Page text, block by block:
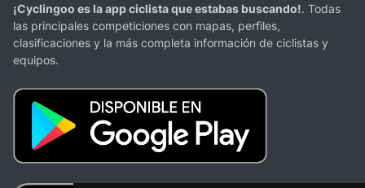
¡Cyclingoo es la app ciclista que estabas buscando!. Todas
las principales competiciones con mapas, perfiles,
clasificaciones y la más completa información de ciclistas y
equipos.